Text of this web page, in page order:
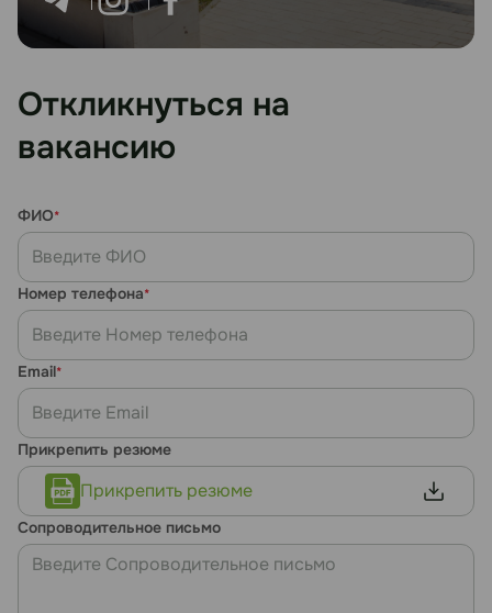
Откликнуться на
вакансию
ФИО*
Номер телефона*
Email*
Прикрепить резюме
Прикрепить резюме
Сопроводительное письмо